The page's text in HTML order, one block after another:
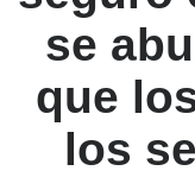
se
que
los